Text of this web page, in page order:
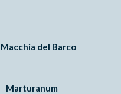
del Barco
Marturanum